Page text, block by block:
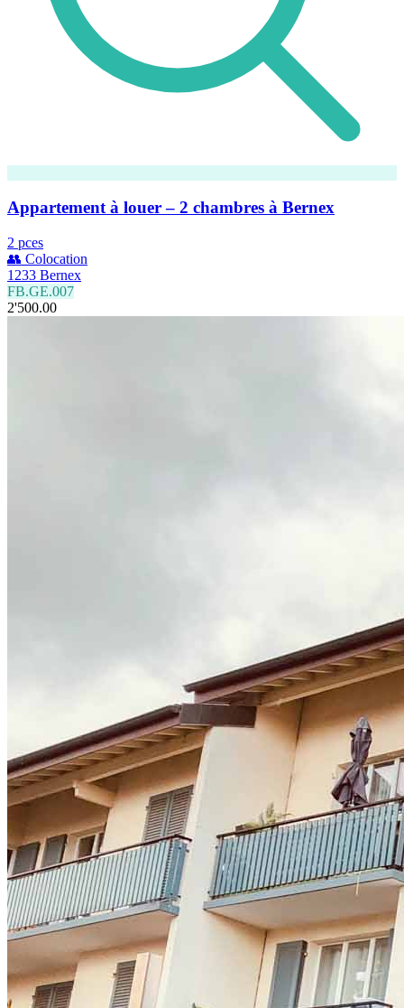
Appartement à louer – 2 chambres à Bernex
2 pces
👥 Colocation
1233 Bernex
FB.GE.007
2'500.00